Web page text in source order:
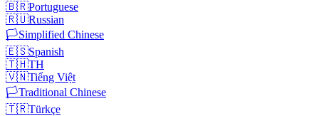
🇧🇷Portuguese
🇷🇺Russian
🏳️Simplified Chinese
🇪🇸Spanish
🇹🇭TH
🇻🇳Tiếng Việt
🏳️Traditional Chinese
🇹🇷Türkçe